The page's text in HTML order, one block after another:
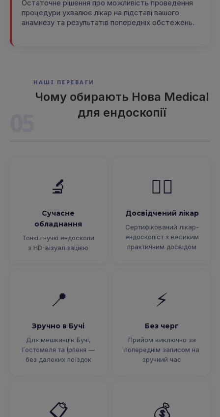
Остаточне рішення про можливість проведення
процедури ухвалює лікар на підставі вашого
анамнезу та результатів попередніх обстежень.
НАШІ ПЕРЕВАГИ
Чому обирають Нова Medical
для ендоскопії
🔬
Сучасне
обладнання
Тонкі гнучкі ендоскопи
з HD-візуалізацією
👨‍⚕️
Досвідчений лікар
Сертифікований лікар-
ендоскопіст з великим
практичним досвідом
📍
Зручно в Бучі
Для мешканців Бучі,
Гостомеля та Ірпеня —
без далеких поїздок
⚡
Без черг
Прийом виключно за
попереднім записом на
зручний час
📋 💰